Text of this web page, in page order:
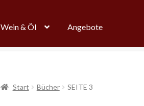
Wein & Öl Angebote
Start Bücher SEITE 3